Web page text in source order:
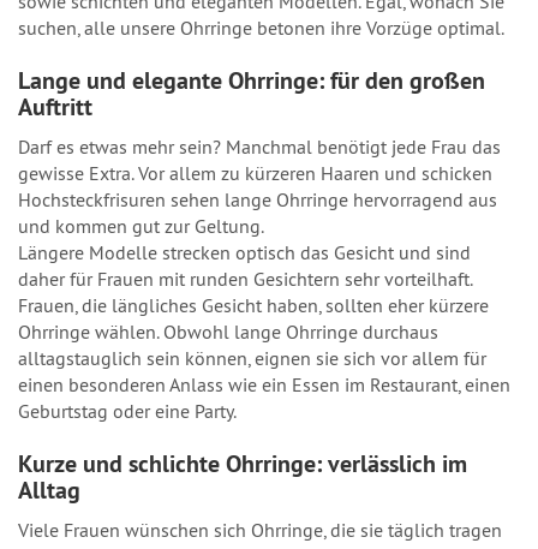
suchen, alle unsere Ohrringe betonen ihre Vorzüge optimal.
Lange und elegante Ohrringe: für den großen
Auftritt
Darf es etwas mehr sein? Manchmal benötigt jede Frau das
gewisse Extra. Vor allem zu kürzeren Haaren und schicken
Hochsteckfrisuren sehen lange Ohrringe hervorragend aus
und kommen gut zur Geltung.
Längere Modelle strecken optisch das Gesicht und sind
daher für Frauen mit runden Gesichtern sehr vorteilhaft.
Frauen, die längliches Gesicht haben, sollten eher kürzere
Ohrringe wählen. Obwohl lange Ohrringe durchaus
alltagstauglich sein können, eignen sie sich vor allem für
einen besonderen Anlass wie ein Essen im Restaurant, einen
Geburtstag oder eine Party.
Kurze und schlichte Ohrringe: verlässlich im
Alltag
Viele Frauen wünschen sich Ohrringe, die sie täglich tragen